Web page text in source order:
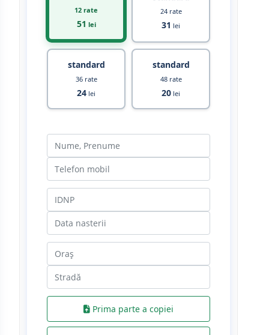
12 rate
51 lei
24 rate
31 lei
standard
36 rate
24 lei
standard
48 rate
20 lei
Prima parte a copiei